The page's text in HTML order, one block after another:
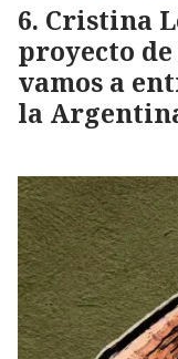
Cristina
proyecto
vamos a
la